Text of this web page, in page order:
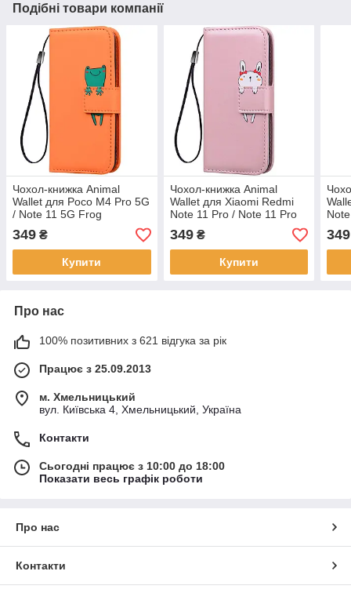
Подібні товари компанії
Чохол-книжка Animal
Wallet для Poco M4 Pro 5G
/ Note 11 5G Frog
349 ₴
Купити
Чохол-книжка Animal
Wallet для Xiaomi Redmi
Note 11 Pro / Note 11 Pro
5G Rabbit
349₴
Купити
5G
349
Про нас
100% позитивних з 621 відгука за рік
Працює з 25.09.2013
м. Хмельницький
вул. Київська 4, Хмельницький, Україна
Контакти
Сьогодні працює з 10:00 до 18:00
Показати весь графік роботи
Про нас
Контакти